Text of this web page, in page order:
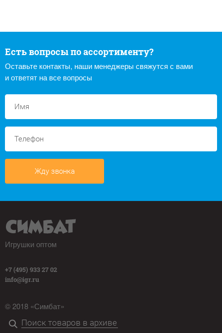
Есть вопросы по ассортименту?
Оставьте контакты, наши менеджеры свяжутся с вами
и ответят на все вопросы
Жду звонка
Игрушки оптом
+7 (495) 933 27 02
info@igr.ru
© 2018 «Симбат»